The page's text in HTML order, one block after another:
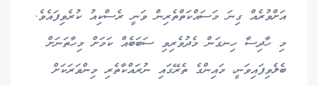
އަށްވުރެއް ގިނަ މަސައްކަތްތެރިން ވަނީ ރެސްކިއު ކުރެވިފައެވެ.
މި ހާދިސާ ހިނގަން މެދުވެރިވި ސަބަބެއް ކަމަށް މިހާތަނަށް
ބެލެވިފައިވަނީ، މައިންގެ ތެރޭގައި ނުރައްކާތެރި މިންވަރަކަށް